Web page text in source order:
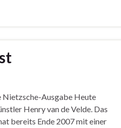
Nietzsche-Ausgabe Heute
Henry van de Velde. Das
bereits Ende 2007 mit einer